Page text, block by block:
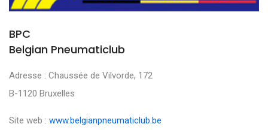
BPC
Belgian Pneumaticlub
Adresse : Chaussée de Vilvorde, 172
B-1120 Bruxelles
Site web : www.belgianpneumaticlub.be